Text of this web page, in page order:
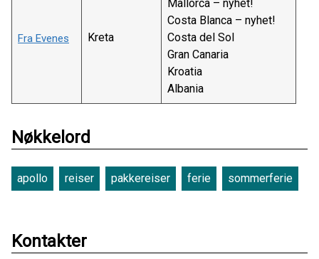
Fra Evenes Kreta
Mallorca – nyhet!
Costa Blanca – nyhet!
Costa del Sol
Gran Canaria
Kroatia
Albania
Nøkkelord
apollo reiser pakkereiser ferie sommerferie
Kontakter